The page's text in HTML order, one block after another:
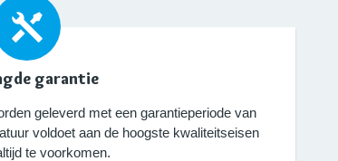
garantie
geleverd met een garantieperiode van
voldoet aan de hoogste kwaliteitseisen
te voorkomen.